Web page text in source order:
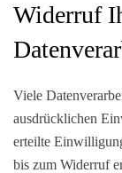
Widerruf
Viele
ausdrücklichen
erteilte
bis zum Widerruf